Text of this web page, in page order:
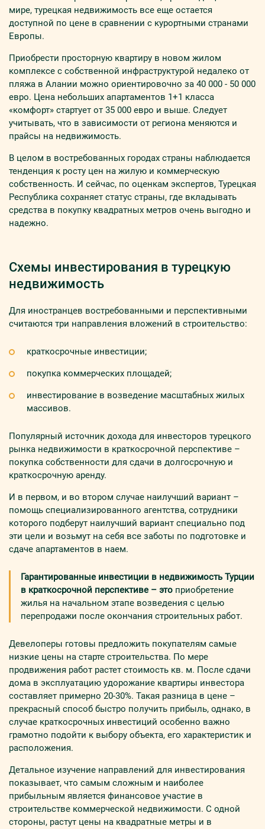
мире, турецкая недвижимость все еще остается
доступной по цене в сравнении с курортными странами
Европы.
Приобрести просторную квартиру в новом жилом
комплексе с собственной инфраструктурой недалеко от
пляжа в Алании можно ориентировочно за 40 000 - 50 000
евро. Цена небольших апартаментов 1+1 класса
«комфорт» стартует от 35 000 евро и выше. Следует
учитывать, что в зависимости от региона меняются и
прайсы на недвижимость.
В целом в востребованных городах страны наблюдается
тенденция к росту цен на жилую и коммерческую
собственность. И сейчас, по оценкам экспертов, Турецкая
Республика сохраняет статус страны, где вкладывать
средства в покупку квадратных метров очень выгодно и
надежно.
Схемы инвестирования в турецкую
недвижимость
Для иностранцев востребованными и перспективными
считаются три направления вложений в строительство:
краткосрочные инвестиции;
покупка коммерческих площадей;
инвестирование в возведение масштабных жилых
массивов.
Популярный источник дохода для инвесторов турецкого
рынка недвижимости в краткосрочной перспективе –
покупка собственности для сдачи в долгосрочную и
краткосрочную аренду.
И в первом, и во втором случае наилучший вариант –
помощь специализированного агентства, сотрудники
которого подберут наилучший вариант специально под
эти цели и возьмут на себя все заботы по подготовке и
сдаче апартаментов в наем.
Гарантированные инвестиции в недвижимость Турции
в краткосрочной перспективе – это приобретение
жилья на начальном этапе возведения с целью
перепродажи после окончания строительных работ.
Девелоперы готовы предложить покупателям самые
низкие цены на старте строительства. По мере
продвижения работ растет стоимость кв. м. После сдачи
дома в эксплуатацию удорожание квартиры инвестора
составляет примерно 20-30%. Такая разница в цене –
прекрасный способ быстро получить прибыль, однако, в
случае краткосрочных инвестиций особенно важно
грамотно подойти к выбору объекта, его характеристик и
расположения.
Детальное изучение направлений для инвестирования
показывает, что самым сложным и наиболее
прибыльным является финансовое участие в
строительстве коммерческой недвижимости. С одной
стороны, растут цены на квадратные метры и в